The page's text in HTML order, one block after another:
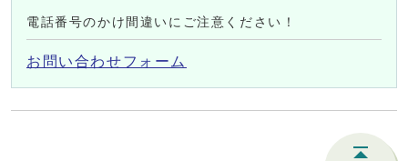
電話番号のかけ間違いにご注意ください！
お問い合わせフォーム